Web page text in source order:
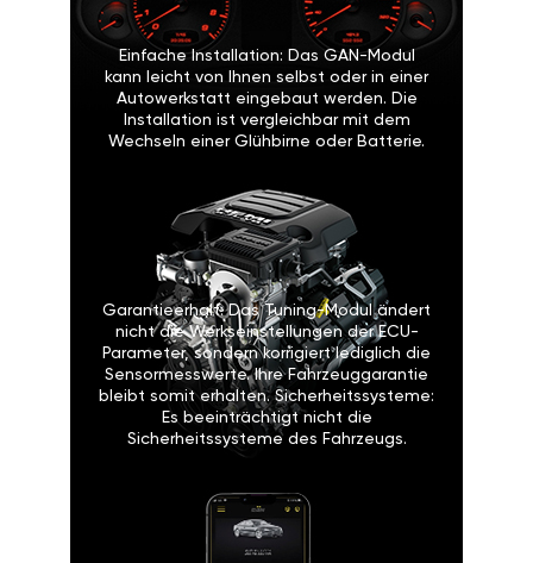
Einfache Installation: Das GAN-Modul
kann leicht von Ihnen selbst oder in einer
Autowerkstatt eingebaut werden. Die
Installation ist vergleichbar mit dem
Wechseln einer Glühbirne oder Batterie.
Garantieerhalt: Das Tuning-Modul ändert
nicht die Werkseinstellungen der ECU-
Parameter, sondern korrigiert lediglich die
Sensormesswerte. Ihre Fahrzeuggarantie
bleibt somit erhalten. Sicherheitssysteme:
Es beeinträchtigt nicht die
Sicherheitssysteme des Fahrzeugs.